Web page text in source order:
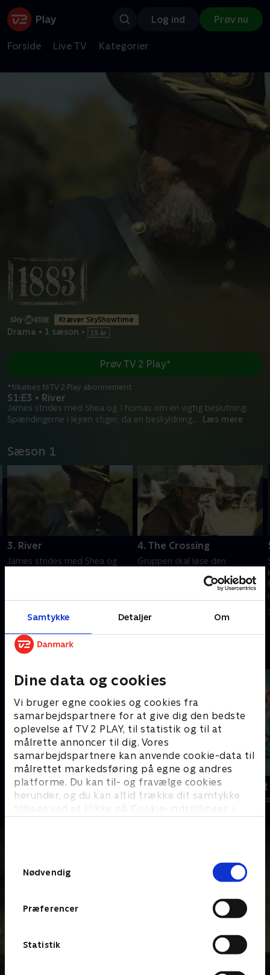
Samtykke Detaljer Om
Dine data og cookies
Vi bruger egne cookies og cookies fra
samarbejdspartnere for at give dig den bedste
oplevelse af TV 2 PLAY, til statistik og til at
målrette annoncer til dig. Vores
samarbejdspartnere kan anvende cookie-data til
målrettet markedsføring på egne og andres
platforme. Du kan til- og fravælge cookies
herunder, og du kan altid trække dit samtykke
tilbage ved at klikke på ’Cookie-indstillinger’ i
Nødvendig
Præferencer
Statistik
Log ind Prøv nu
Forside Live TV Kategorier
Kræver SkyShowtime
Drama • 1 sæson •
S1:E3 • River
James strides med Shea og Thomas om en vigtig beslutning.
Spændingerne i lejren stiger, da en beskyldning... Læs mere
Prøv TV 2 Play*
*tilkøbes til TV 2 Play abonnement
Sæson 1
3. River
James strides med Shea og
en cowboy.
4. The Crossing
Gruppen skal løse den
krydse floden med deres
hinanden.
Andre så også
Happy fucking Pride
Drama • 1 sæsoner
Fake Patient
Drama • 1